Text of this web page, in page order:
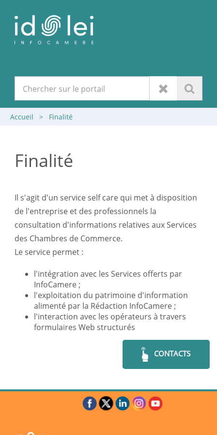
Accueil > Finalité
Finalité
Il s'agit d'un service self care qui met à disposition
de l'entreprise et des professionnels la
consultation d'informations relatives aux Services
des Chambres de Commerce.
Le service permet :
l'intégration avec les Services offerts par
InfoCamere ;
l'exploitation du patrimoine d'information
alimenté par la Rédaction InfoCamere ;
l'interaction avec les opérateurs à travers
formulaires Web structurés
CONTACTS